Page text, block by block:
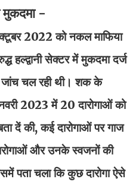
मुकदमा -
2022 को नकल माफिया
सेक्टर में मुकदमा दर्ज
चल रही थी। शक के
2023 में 20 दारोगाओं को
दें की, कई दारोगाओं पर गाज
और उनके स्वजनों की
पता चला कि कुछ दारोगा ऐसे